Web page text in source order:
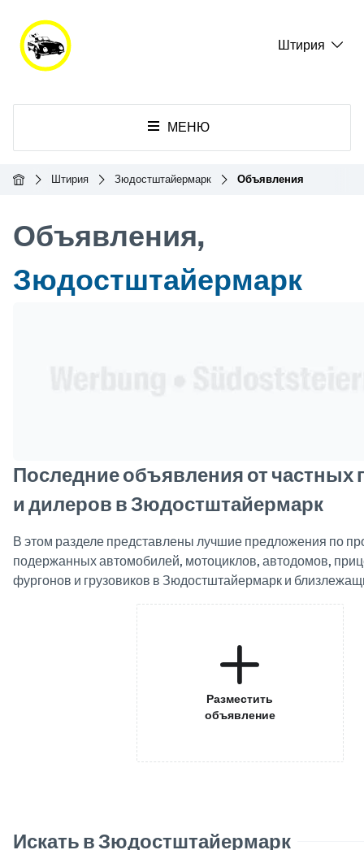
Штирия
МЕНЮ
ГлавнаяШтирия Зюдостштайермарк Объявления
Объявления,
Зюдостштайермарк
Последние объявления от частных
и дилеров в Зюдостштайермарк
В этом разделе представлены лучшие предложения по
подержанных автомобилей, мотоциклов, автодомов,
фургонов и грузовиков в Зюдостштайермарк и
Разместить
объявление
Искать в Зюдостштайермарк